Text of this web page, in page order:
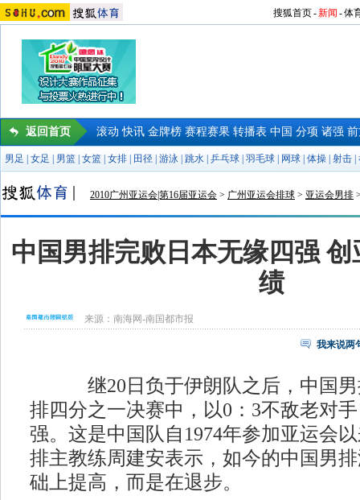
搜狐首页-新闻 -体
返回首页 滚动 快讯 金牌榜 赛程赛果 转播表 中国 分项 诸强
男足 女足 男篮 女篮 女排 田径 游泳 跳水 乒乓球 羽毛球 网球 体操 射击
2010广州亚运会|第16届亚运会 > 广州亚运会排球 > 亚运会男排
中国男排完败日本无缘四强
绩
来源： 南海网-南国都市报
我来说两
继20日负于伊朗队之后，中国男
排四分之一决赛中，以0：3不敌老对
强。这是中国队自1974年参加亚运会
排主教练周建安表示，如今的中国男
础上提高，而是在退步。